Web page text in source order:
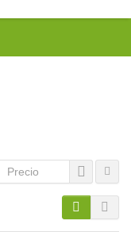
Precio